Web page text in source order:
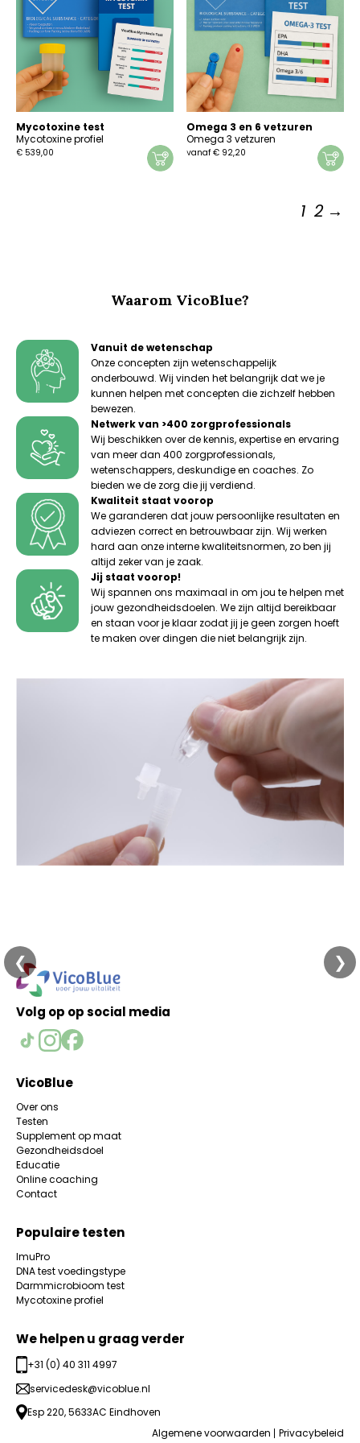
Deze
optie
kan
gekozen
worden
op
de
productpagina
Deze
optie
kan
worden
op
de
productpagina
Mycotoxine test
Mycotoxine profiel
€ 539,00
Omega 3 en 6 vetzuren
Omega 3 vetzuren
vanaf€ 92,20
worden
productpagina
1 2 →
Waarom VicoBlue?
Vanuit de wetenschap
Onze concepten zijn wetenschappelijk
onderbouwd. Wij vinden het belangrijk dat we je
kunnen helpen met concepten die zichzelf hebben
bewezen.
Netwerk van >400 zorgprofessionals
Wij beschikken over de kennis, expertise en ervaring
van meer dan 400 zorgprofessionals,
wetenschappers, deskundige en coaches. Zo
bieden we de zorg die jij verdiend.
Kwaliteit staat voorop
We garanderen dat jouw persoonlijke resultaten en
adviezen correct en betrouwbaar zijn. Wij werken
hard aan onze interne kwaliteitsnormen, zo ben jij
altijd zeker van je zaak.
Jij staat voorop!
Wij spannen ons maximaal in om jou te helpen met
jouw gezondheidsdoelen. We zijn altijd bereikbaar
en staan voor je klaar zodat jij je geen zorgen hoeft
te maken over dingen die niet belangrijk zijn.
❮ ❯
Volg op op social media
VicoBlue
Over ons
Testen
Supplement op maat
Gezondheidsdoel
Educatie
Online coaching
Contact
Populaire testen
ImuPro
DNA test voedingstype
Darmmicrobioom test
Mycotoxine profiel
We helpen u graag verder
+31 (0) 40 311 4997
servicedesk@vicoblue.nl
Esp 220, 5633AC Eindhoven
Algemene voorwaarden
Privacybeleid